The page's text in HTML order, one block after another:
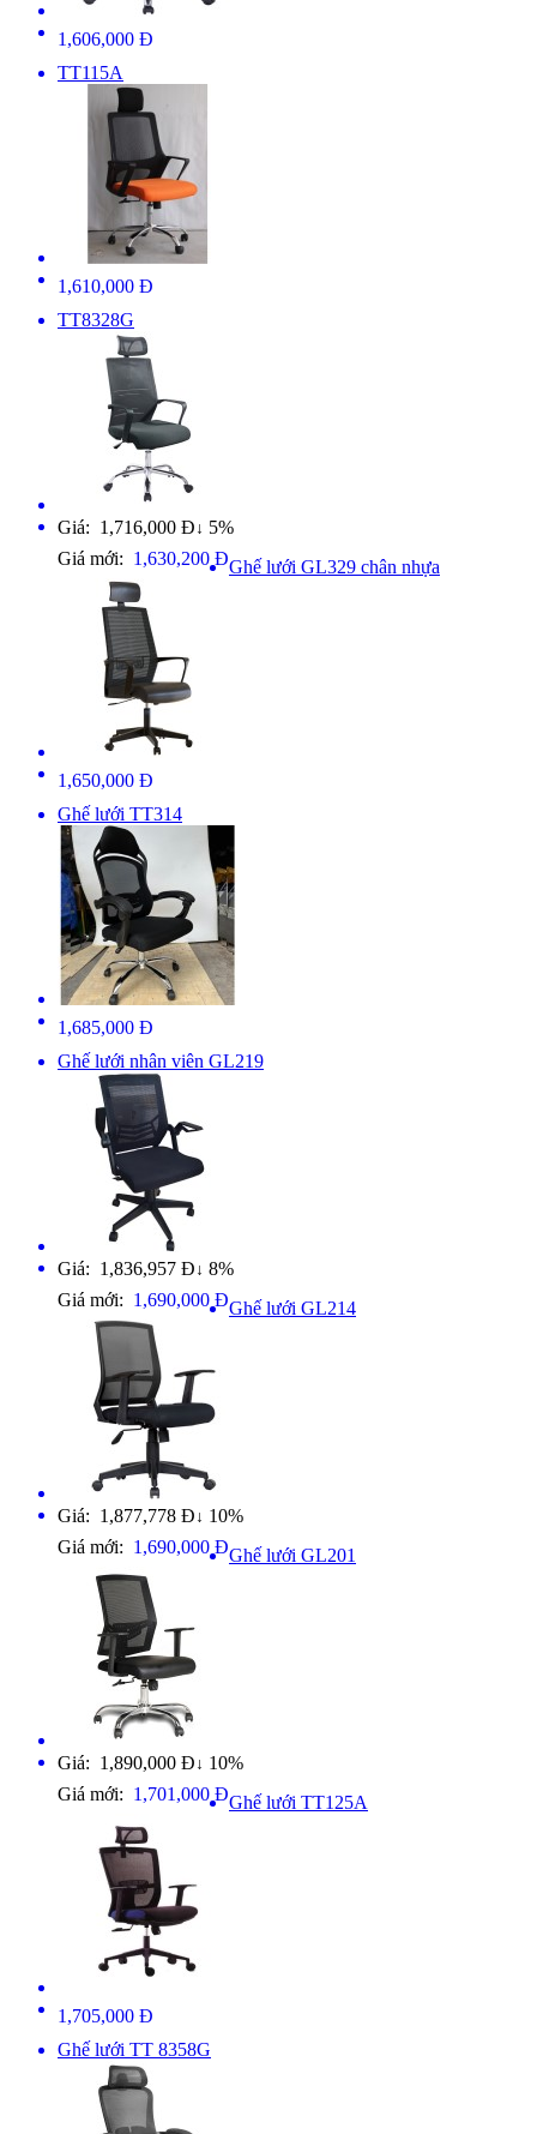
1,606,000 Đ
TT115A
1,610,000 Đ
TT8328G
Giá: 1,716,000 Đ ↓ 5%
Giá mới: 1,630,200 ĐGhế lưới GL329 chân nhựa
1,650,000 Đ
Ghế lưới TT314
1,685,000 Đ
Ghế lưới nhân viên GL219
Giá: 1,836,957 Đ ↓ 8%
Giá mới: 1,690,000 ĐGhế lưới GL214
Giá: 1,877,778 Đ ↓ 10%
Giá mới: 1,690,000 ĐGhế lưới GL201
Giá: 1,890,000 Đ ↓ 10%
Giá mới: 1,701,000 ĐGhế lưới TT125A
1,705,000 Đ
Ghế lưới TT 8358G